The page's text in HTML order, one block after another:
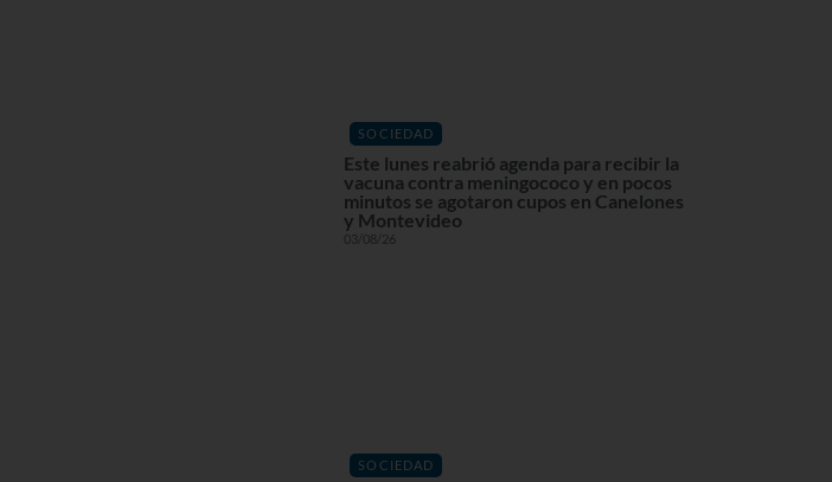
SOCIEDAD
Este lunes reabrió agenda para recibir la
vacuna contra meningococo y en pocos
minutos se agotaron cupos en Canelones
y Montevideo
03/08/26
SOCIEDAD